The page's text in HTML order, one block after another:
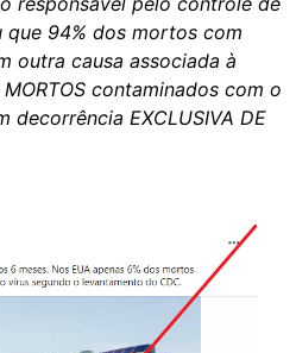
que 94% dos mortos com
outra causa associada à
contaminados com o
decorrência EXCLUSIVA DE